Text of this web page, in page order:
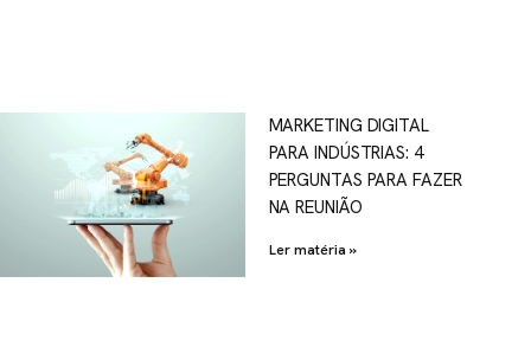
MARKETING DIGITAL
PARA INDÚSTRIAS: 4
PERGUNTAS PARA FAZER
NA REUNIÃO
Ler matéria »